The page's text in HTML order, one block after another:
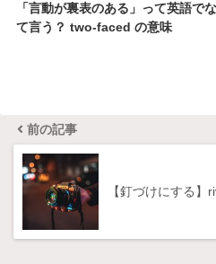
「言動が裏表のある」って英語で
て言う？ two-faced の意味
前の記事
【釘づけにする】